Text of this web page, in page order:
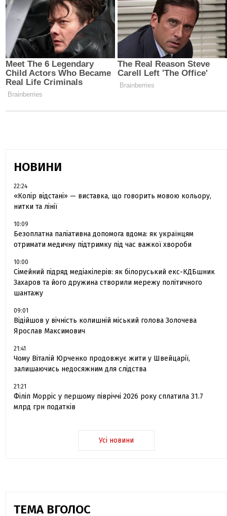
НОВИНИ
22:24
«Колір відстані» — виставка, що говорить мовою кольору,
нитки та лінії
10:09
Безоплатна паліативна допомога вдома: як українцям
отримати медичну підтримку під час важкої хвороби
10:00
Сімейний підряд медіакілерів: як білоруський екс-КДБшник
Захаров та його дружина створили мережу політичного
шантажу
09:01
Відійшов у вічність колишній міський голова Золочева
Ярослав Максимович
21:41
Чому Віталій Юрченко продовжує жити у Швейцарії,
залишаючись недосяжним для слідства
21:21
Філіп Морріс у першому півріччі 2026 року сплатила 31.7
млрд грн податків
Усі новини
ТЕМА ВГОЛОС